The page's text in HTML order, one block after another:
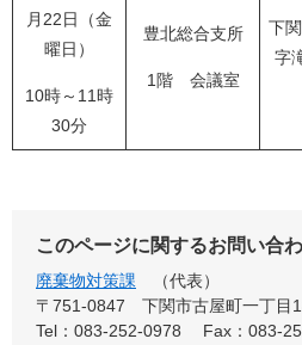
月22日（金
曜日）
10時～11時
30分
豊北総合支所
1階 会議室
下
字
このページに関するお問い合
廃棄物対策課
代表
〒751-0847
下関市古屋町一丁目
Tel：083-252-0978
Fax：083-